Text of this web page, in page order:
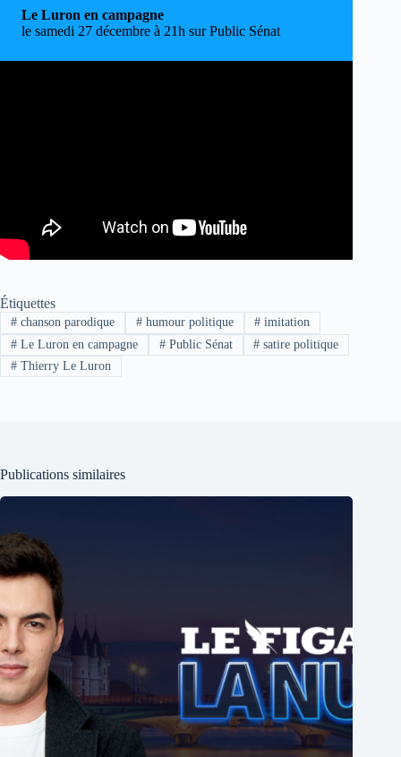
Le Luron en campagne
le samedi 27 décembre à 21h sur Public Sénat
Étiquettes
#chanson parodique #humour politique # imitation
#Le Luron en campagne #Public Sénat # satire politique
#Thierry Le Luron
Publications similaires